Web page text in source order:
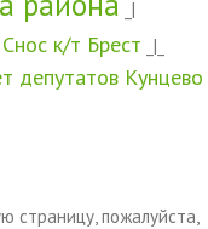
_|
Снос к/т Брест _|_
депутатов Кунцево
страницу, пожалуйста,